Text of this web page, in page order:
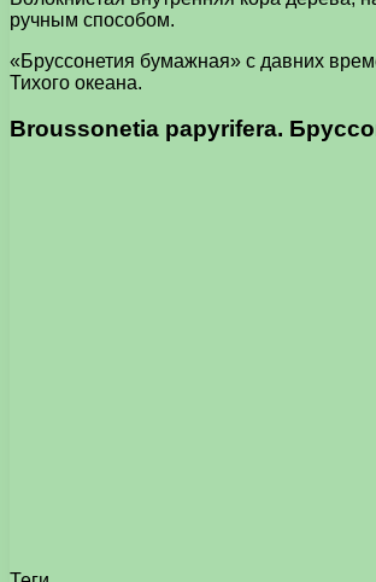
ручным способом.
«Бруссонетия бумажная» с давних
Тихого океана.
Broussonetia papyrifera.